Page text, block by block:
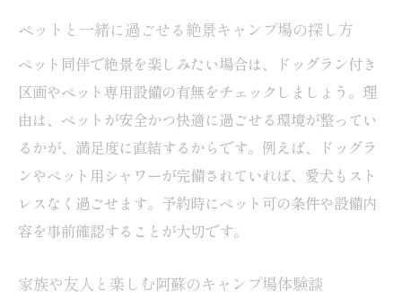
イント
ペット同伴可能なコテージ付きキャンプ場
の特徴
ドッグラン付きキャンプ場で愛犬と過ごす休日
ドッグラン付きキャンプ場で叶える快適体
愛犬と楽しむドッグランキャンプ場の選び
ペットと一緒に過ごせる絶景キャンプ場の探し方
ペット同伴で絶景を楽しみたい場合は、ドッグラン付き
区画やペット専用設備の有無をチェックしましょう。理
由は、ペットが安全かつ快適に過ごせる環境が整ってい
るかが、満足度に直結するからです。例えば、ドッグラ
ンやペット用シャワーが完備されていれば、愛犬もスト
レスなく過ごせます。予約時にペット可の条件や設備内
容を事前確認することが大切です。
家族や友人と楽しむ阿蘇のキャンプ場体験談